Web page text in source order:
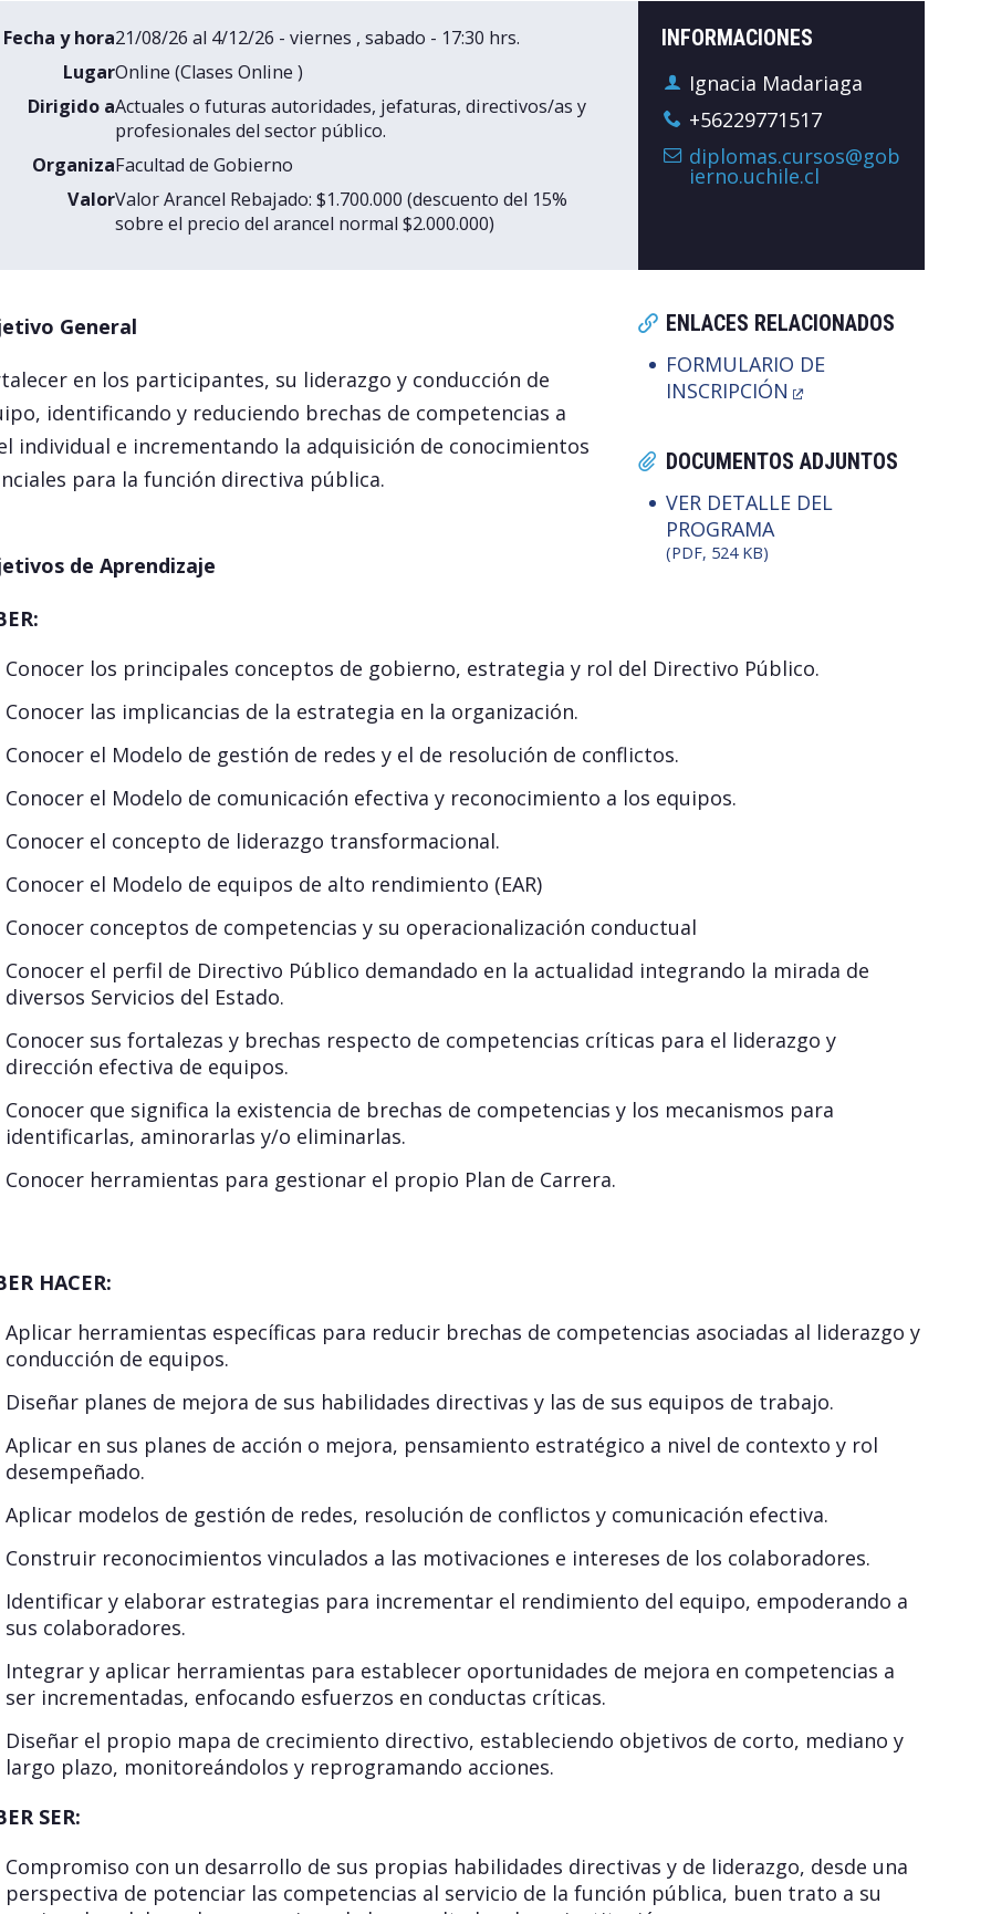
INFORMACIONES
Ignacia Madariaga
+56229771517
diplomas.cursos@gob
ierno.uchile.cl
Fecha y hora21/08/26 al 4/12/26 - viernes , sabado - 17:30 hrs.
LugarOnline (Clases Online )
Dirigido aActuales o futuras autoridades, jefaturas, directivos/as y
profesionales del sector público.
OrganizaFacultad de Gobierno
ValorValor Arancel Rebajado: $1.700.000 (descuento del 15%
sobre el precio del arancel normal $2.000.000)
ENLACES RELACIONADOS
FORMULARIO DE
INSCRIPCIÓN
DOCUMENTOS ADJUNTOS
VER DETALLE DEL
PROGRAMA
(PDF, 524 KB)
General
en los participantes, su liderazgo y conducción de
identificando y reduciendo brechas de competencias a
individual e incrementando la adquisición de conocimientos
para la función directiva pública.
de Aprendizaje
Conocer los principales conceptos de gobierno, estrategia y rol del Directivo Público.
Conocer las implicancias de la estrategia en la organización.
Conocer el Modelo de gestión de redes y el de resolución de conflictos.
Conocer el Modelo de comunicación efectiva y reconocimiento a los equipos.
Conocer el concepto de liderazgo transformacional.
Conocer el Modelo de equipos de alto rendimiento (EAR)
Conocer conceptos de competencias y su operacionalización conductual
Conocer el perfil de Directivo Público demandado en la actualidad integrando la mirada de
diversos Servicios del Estado.
Conocer sus fortalezas y brechas respecto de competencias críticas para el liderazgo y
dirección efectiva de equipos.
Conocer que significa la existencia de brechas de competencias y los mecanismos para
identificarlas, aminorarlas y/o eliminarlas.
Conocer herramientas para gestionar el propio Plan de Carrera.
HACER:
Aplicar herramientas específicas para reducir brechas de competencias asociadas al liderazgo y
conducción de equipos.
Diseñar planes de mejora de sus habilidades directivas y las de sus equipos de trabajo.
Aplicar en sus planes de acción o mejora, pensamiento estratégico a nivel de contexto y rol
desempeñado.
Aplicar modelos de gestión de redes, resolución de conflictos y comunicación efectiva.
Construir reconocimientos vinculados a las motivaciones e intereses de los colaboradores.
Identificar y elaborar estrategias para incrementar el rendimiento del equipo, empoderando a
sus colaboradores.
Integrar y aplicar herramientas para establecer oportunidades de mejora en competencias a
ser incrementadas, enfocando esfuerzos en conductas críticas.
Diseñar el propio mapa de crecimiento directivo, estableciendo objetivos de corto, mediano y
largo plazo, monitoreándolos y reprogramando acciones.
SER:
Compromiso con un desarrollo de sus propias habilidades directivas y de liderazgo, desde una
perspectiva de potenciar las competencias al servicio de la función pública, buen trato a su